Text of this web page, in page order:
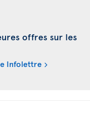
offres sur les
Infolettre